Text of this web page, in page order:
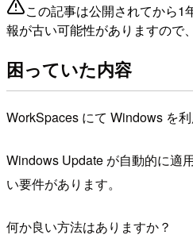
この記事は公開されてから1
報が古い可能性がありますので
困っていた内容
WorkSpaces にて Windows を利
Windows Update が自動的に適
い要件があります。
何か良い方法はありますか？